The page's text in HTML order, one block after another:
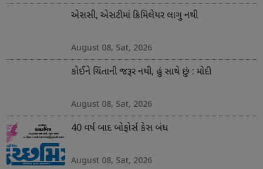
એસસી, એસટીમાં ક્રિમિલેયર લાગુ નથી
August 08, Sat, 2026
કોઈને ચિંતાની જરૂર નથી, હું સાથે છું : મોદી
August 08, Sat, 2026
40 વર્ષ બાદ બોફોર્સ કેસ બંધ
August 08, Sat, 2026